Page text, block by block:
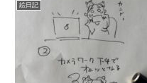
絵日記